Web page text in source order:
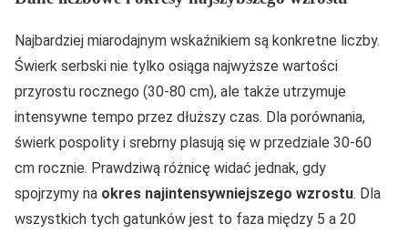
Najbardziej miarodajnym wskaźnikiem są konkretne liczby.
Świerk serbski nie tylko osiąga najwyższe wartości
przyrostu rocznego (30-80 cm), ale także utrzymuje
intensywne tempo przez dłuższy czas. Dla porównania,
świerk pospolity i srebrny plasują się w przedziale 30-60
cm rocznie. Prawdziwą różnicę widać jednak, gdy
spojrzymy na okres najintensywniejszego wzrostu. Dla
wszystkich tych gatunków jest to faza między 5 a 20